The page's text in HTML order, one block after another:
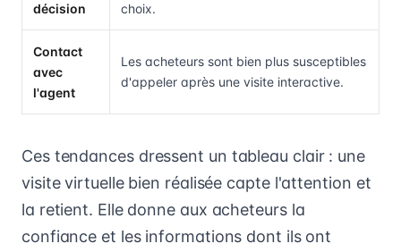
décision
choix.
Contact
avec
l'agent
Les acheteurs sont bien plus susceptibles
d'appeler après une visite interactive.
Ces tendances dressent un tableau clair : une
visite virtuelle bien réalisée capte l'attention et
la retient. Elle donne aux acheteurs la
confiance et les informations dont ils ont